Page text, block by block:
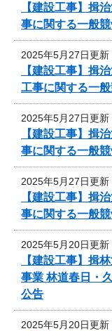
【建設工事】揖
事に関する一般
2025年5月27日更新
【建設工事】揖
工事に関する一
2025年5月27日更新
【建設工事】揖
事に関する一般
2025年5月27日更新
【建設工事】揖
事に関する一般
2025年5月20日更新
【建設工事】揖
事業 林道春日・
公告
2025年5月20日更新